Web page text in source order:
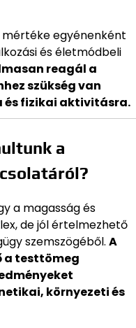
mértéke egyénenként
és életmódbeli
reagál a
szükség van
fizikai aktivitásra.
a
a magasság és
de jól értelmezhető
szemszögéből. A
a testtömeg
környezeti és